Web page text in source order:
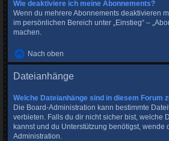
Wie deaktiviere ich meine Abonnements?
Wenn du mehrere Abonnements deaktivieren
im persönlichen Bereich unter „Einstieg“ –
machen.
Nach oben
Dateianhänge
Welche Dateianhänge sind in diesem Forum
Die Board-Administration kann bestimmte
verbieten. Falls du dir nicht sicher bist, welche
kannst und du Unterstützung benötigst, wende
Administration.